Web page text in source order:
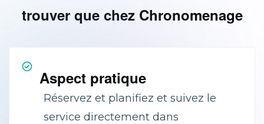
trouver que chez Chronomenage
Aspect pratique
Réservez et planifiez et suivez le
service directement dans